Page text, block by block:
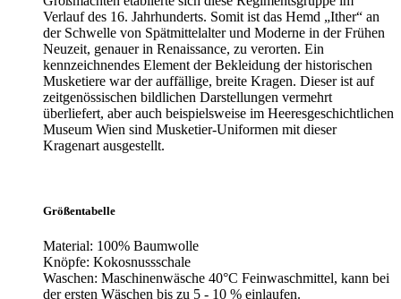
Verlauf des 16. Jahrhunderts. Somit ist das Hemd „Ither“ an
der Schwelle von Spätmittelalter und Moderne in der Frühen
Neuzeit, genauer in Renaissance, zu verorten. Ein
kennzeichnendes Element der Bekleidung der historischen
Musketiere war der auffällige, breite Kragen. Dieser ist auf
zeitgenössischen bildlichen Darstellungen vermehrt
überliefert, aber auch beispielsweise im Heeresgeschichtlichen
Museum Wien sind Musketier-Uniformen mit dieser
Kragenart ausgestellt.
Größentabelle
Material: 100% Baumwolle
Knöpfe: Kokosnussschale
Waschen: Maschinenwäsche 40°C Feinwaschmittel, kann bei
der ersten Wäschen bis zu 5 - 10 % einlaufen.